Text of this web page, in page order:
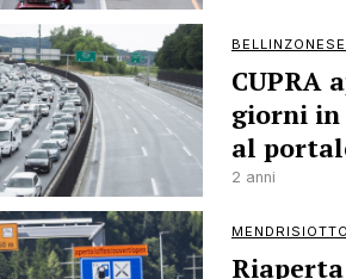
BELLINZONESE
CUPRA
giorni in
al
2 anni
MENDRISIOTTO